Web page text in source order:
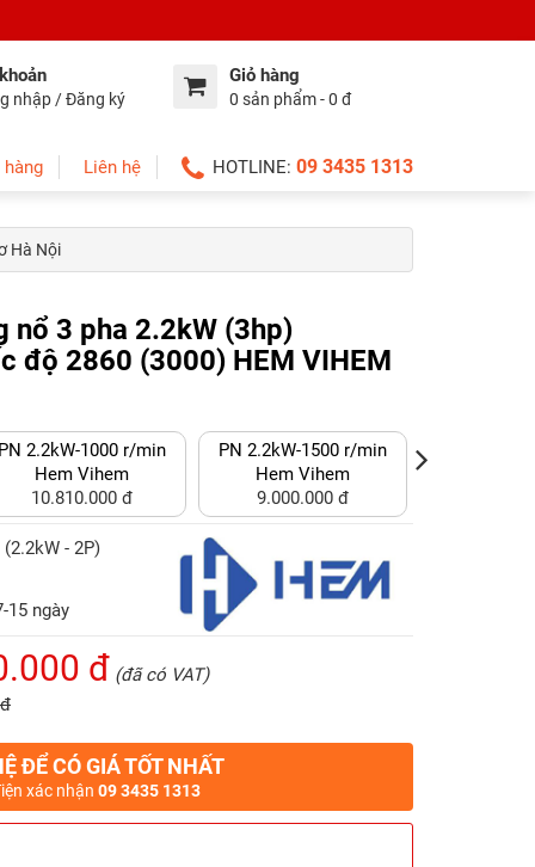
nhập / Đăng ký
Giỏ hàng
0 sản phẩm - 0 đ
Liên hệ HOTLINE: 09 3435 1313
Hà Nội
nổ 3 pha 2.2kW (3hp)
độ 2860 (3000) HEM VIHEM
2.2kW-1000 r/min
Hem Vihem
10.810.000 đ
PN 2.2kW-1500 r/min
Hem Vihem
9.000.000 đ
- 2P)
15 ngày
đ (đã có VAT)
ĐỂ CÓ GIÁ TỐT NHẤT
xác nhận 09 3435 1313